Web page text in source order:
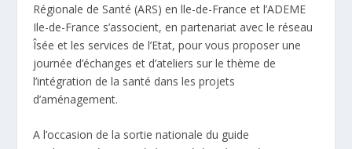
Régionale de Santé (ARS) en lle-de-France et l’ADEME
Ile-de-France s’associent, en partenariat avec le réseau
Îsée et les services de l’Etat, pour vous proposer une
journée d’échanges et d’ateliers sur le thème de
l’intégration de la santé dans les projets
d’aménagement.
A l’occasion de la sortie nationale du guide